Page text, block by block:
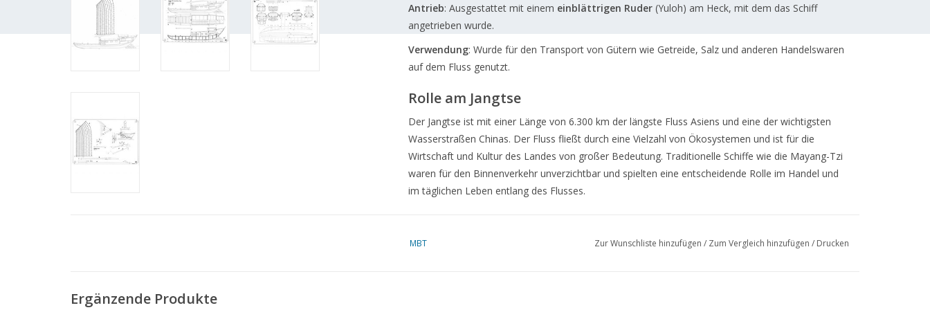
Antrieb: Ausgestattet mit einem einblättrigen Ruder(Yuloh) am Heck, mit dem das Schiff
angetrieben wurde.
Verwendung: Wurde für den Transport von Gütern wie Getreide, Salz und anderen Handelswaren
auf dem Fluss genutzt.
Rolle am Jangtse
Der Jangtse ist mit einer Länge von 6.300 km der längste Fluss Asiens und eine der wichtigsten
Wasserstraßen Chinas. Der Fluss fließt durch eine Vielzahl von Ökosystemen und ist für die
Wirtschaft und Kultur des Landes von großer Bedeutung. Traditionelle Schiffe wie die Mayang-Tzi
waren für den Binnenverkehr unverzichtbar und spielten eine entscheidende Rolle im Handel und
im täglichen Leben entlang des Flusses.
Obwohl die traditionellen Mayang-Tzi-Schiffe heute größtenteils durch motorisierte Schiffe ersetzt
MBT Zur Wunschliste hinzufügen / Zum Vergleich hinzufügen / Drucken
Ergänzende Produkte